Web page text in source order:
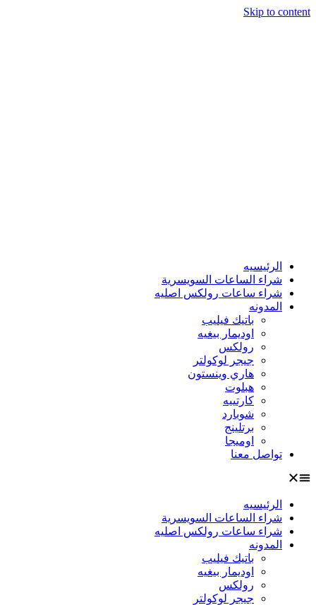
Skip to content
الرئيسيه
شراء الساعات السويسرية
شراء ساعات رولكس اصليه
المدونه
باتيك فيليب
اوديمار بيغيه
رولكس
جيجر لوكولتر
هاري وينستون
هبلوت
كارتييه
شوبارد
برتلينج
اوميجا
تواصل معنا
الرئيسيه
شراء الساعات السويسرية
شراء ساعات رولكس اصليه
المدونه
باتيك فيليب
اوديمار بيغيه
رولكس
جيجر لوكولتر